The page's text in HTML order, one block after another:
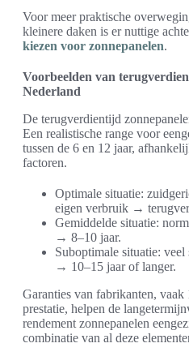
Voor meer praktische
kleinere daken is er nuttige
kiezen voor zonnepanelen.
Voorbeelden van
Nederland
De terugverdientijd
Een realistische range voor
tussen de 6 en 12 jaar,
factoren.
Optimale situatie:
eigen verbruik →
Gemiddelde situatie:
→ 8–10 jaar.
Suboptimale situatie:
→ 10–15 jaar of langer.
Garanties van fabrikanten,
prestatie, helpen de
rendement zonnepanelen
combinatie van al deze